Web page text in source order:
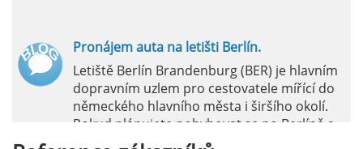
Pronájem auta na letišti Berlín.
Letiště Berlín Brandenburg (BER) je hlavním
dopravním uzlem pro cestovatele mířící do
německého hlavního města i širšího okolí.
Pokud plánujete pohybovat se po Berlíně a
okolních regionech bez omezení, pronájem